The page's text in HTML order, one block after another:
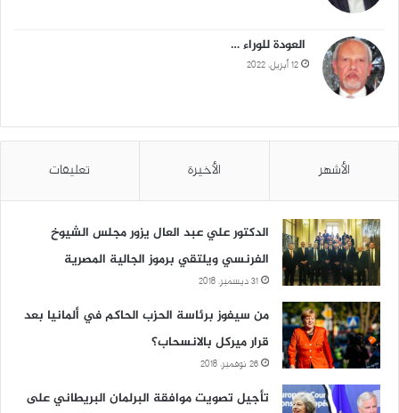
العودة للوراء …
12 أبريل، 2022
الأشهر الأخيرة تعليقات
الدكتور علي عبد العال يزور مجلس الشيوخ
الفرنسي ويلتقي برموز الجالية المصرية
31 ديسمبر، 2018
من سيفوز برئاسة الحزب الحاكم في ألمانيا بعد
قرار ميركل بالانسحاب؟
26 نوفمبر، 2018
تأجيل تصويت موافقة البرلمان البريطاني على